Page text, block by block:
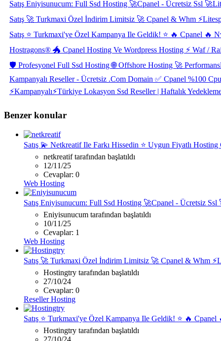
Satış Eniyisunucum: Full Ssd Hosting 🚀Cpanel - Ücretsiz Ssl
Satış 🚀 Turkmaxi Özel İndirim Limitsiz 🚀 Cpanel & Whm
Satış ⭐ Turkmaxi'ye Özel Kampanya Ile Geldik! ⭐ 🔥 Cpanel 🔥
Hostragons® 🐲 Cpanel Hosting Ve Wordpress Hosting ⚡️ Waf /
🛡️ Profesyonel Full Ssd Hosting 🌐 Offshore Hosting 🚀
Kampanyalı Reseller - Ücretsiz .Com Domain ✅ Cpanel %100
⚡Kampanyalı⚡Türkiye Lokasyon Ssd Reseller | Haftalık
Benzer konular
Satış 💫 Netkreatif Ile Farkı Hissedin ⭐ Uygun Fiyatlı
netkreatif tarafından başlatıldı
12/11/25
Cevaplar: 0
Web Hosting
Satış Eniyisunucum: Full Ssd Hosting 🚀Cpanel - Ücretsiz Ssl
Eniyisunucum tarafından başlatıldı
10/11/25
Cevaplar: 1
Web Hosting
Satış 🚀 Turkmaxi Özel İndirim Limitsiz 🚀 Cpanel & Whm
Hostingtry tarafından başlatıldı
27/10/24
Cevaplar: 0
Reseller Hosting
Satış ⭐ Turkmaxi'ye Özel Kampanya Ile Geldik! ⭐ 🔥
Hostingtry tarafından başlatıldı
27/10/24